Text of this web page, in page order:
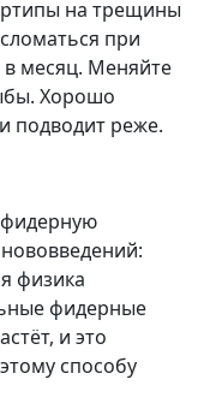
на трещины
при
в месяц. Меняйте
Хорошо
подводит реже.
фидерную
физика
фидерные
и это
способу